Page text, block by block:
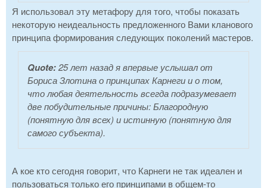
Я использовал эту метафору для того, чтобы показать
некоторую неидеальность предложенного Вами кланового
принципа формирования следующих поколений мастеров.
Quote:25 лет назад я впервые услышал от
Бориса Злотина о принципах Карнеги и о том,
что любая деятельность всегда подразумевает
две побудительные причины: Благородную
(понятную для всех) и истинную (понятную для
самого субъекта).
А кое кто сегодня говорит, что Карнеги не так идеален и
пользоваться только его принципами в общем-то